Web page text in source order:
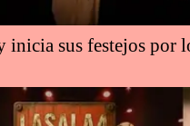
sus festejos por